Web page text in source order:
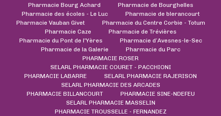
Pharmacie Bourg Achard
Pharmacie de Bourghelles
Pharmacie des écoles - Le Luc
Pharmacie de blerancourt
Pharmacie Vauban Givet
Pharmacie du Centre Corbie - Totum
Pharmacie Caze
Pharmacie de Trévières
Pharmacie du Pont de l'Yères
Pharmacie d’Avesnes-le-Sec
Pharmacie de la Galerie
Pharmacie du Parc
PHARMACIE ROSER
SELARL PHARMACIE COURET - PACCHIONI
PHARMACIE LABARRE
SELARL PHARMACIE RAJERISON
SELARL PHARMACIE DES ARCADES
PHARMACIE BILLANCOURT
PHARMACIE SINE-NDEFEU
SELARL PHARMACIE MASSELIN
PHARMACIE TROUSSELLE - FERNANDEZ